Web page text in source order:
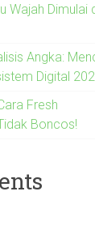
Wajah Dimulai
Angka:
Digital
Fresh
Boncos!